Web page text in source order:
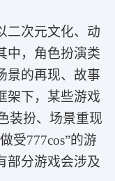
二次元文化、动
中，角色扮演类
景的再现、故事
架下，某些游戏
装扮、场景重现
受777cos”的游
部分游戏会涉及